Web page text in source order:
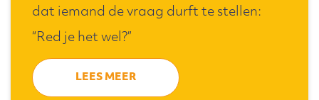
dat iemand de vraag durft te stellen:
“Red je het wel?”
LEES MEER